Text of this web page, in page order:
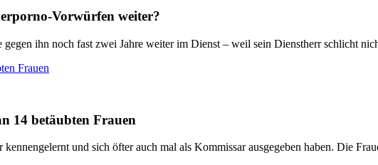
Vorwürfen weiter?
ihn noch fast zwei Jahre weiter im Dienst – weil sein Dienstherr schlicht
Frauen
14 betäubten Frauen
und sich öfter auch mal als Kommissar ausgegeben haben. Die